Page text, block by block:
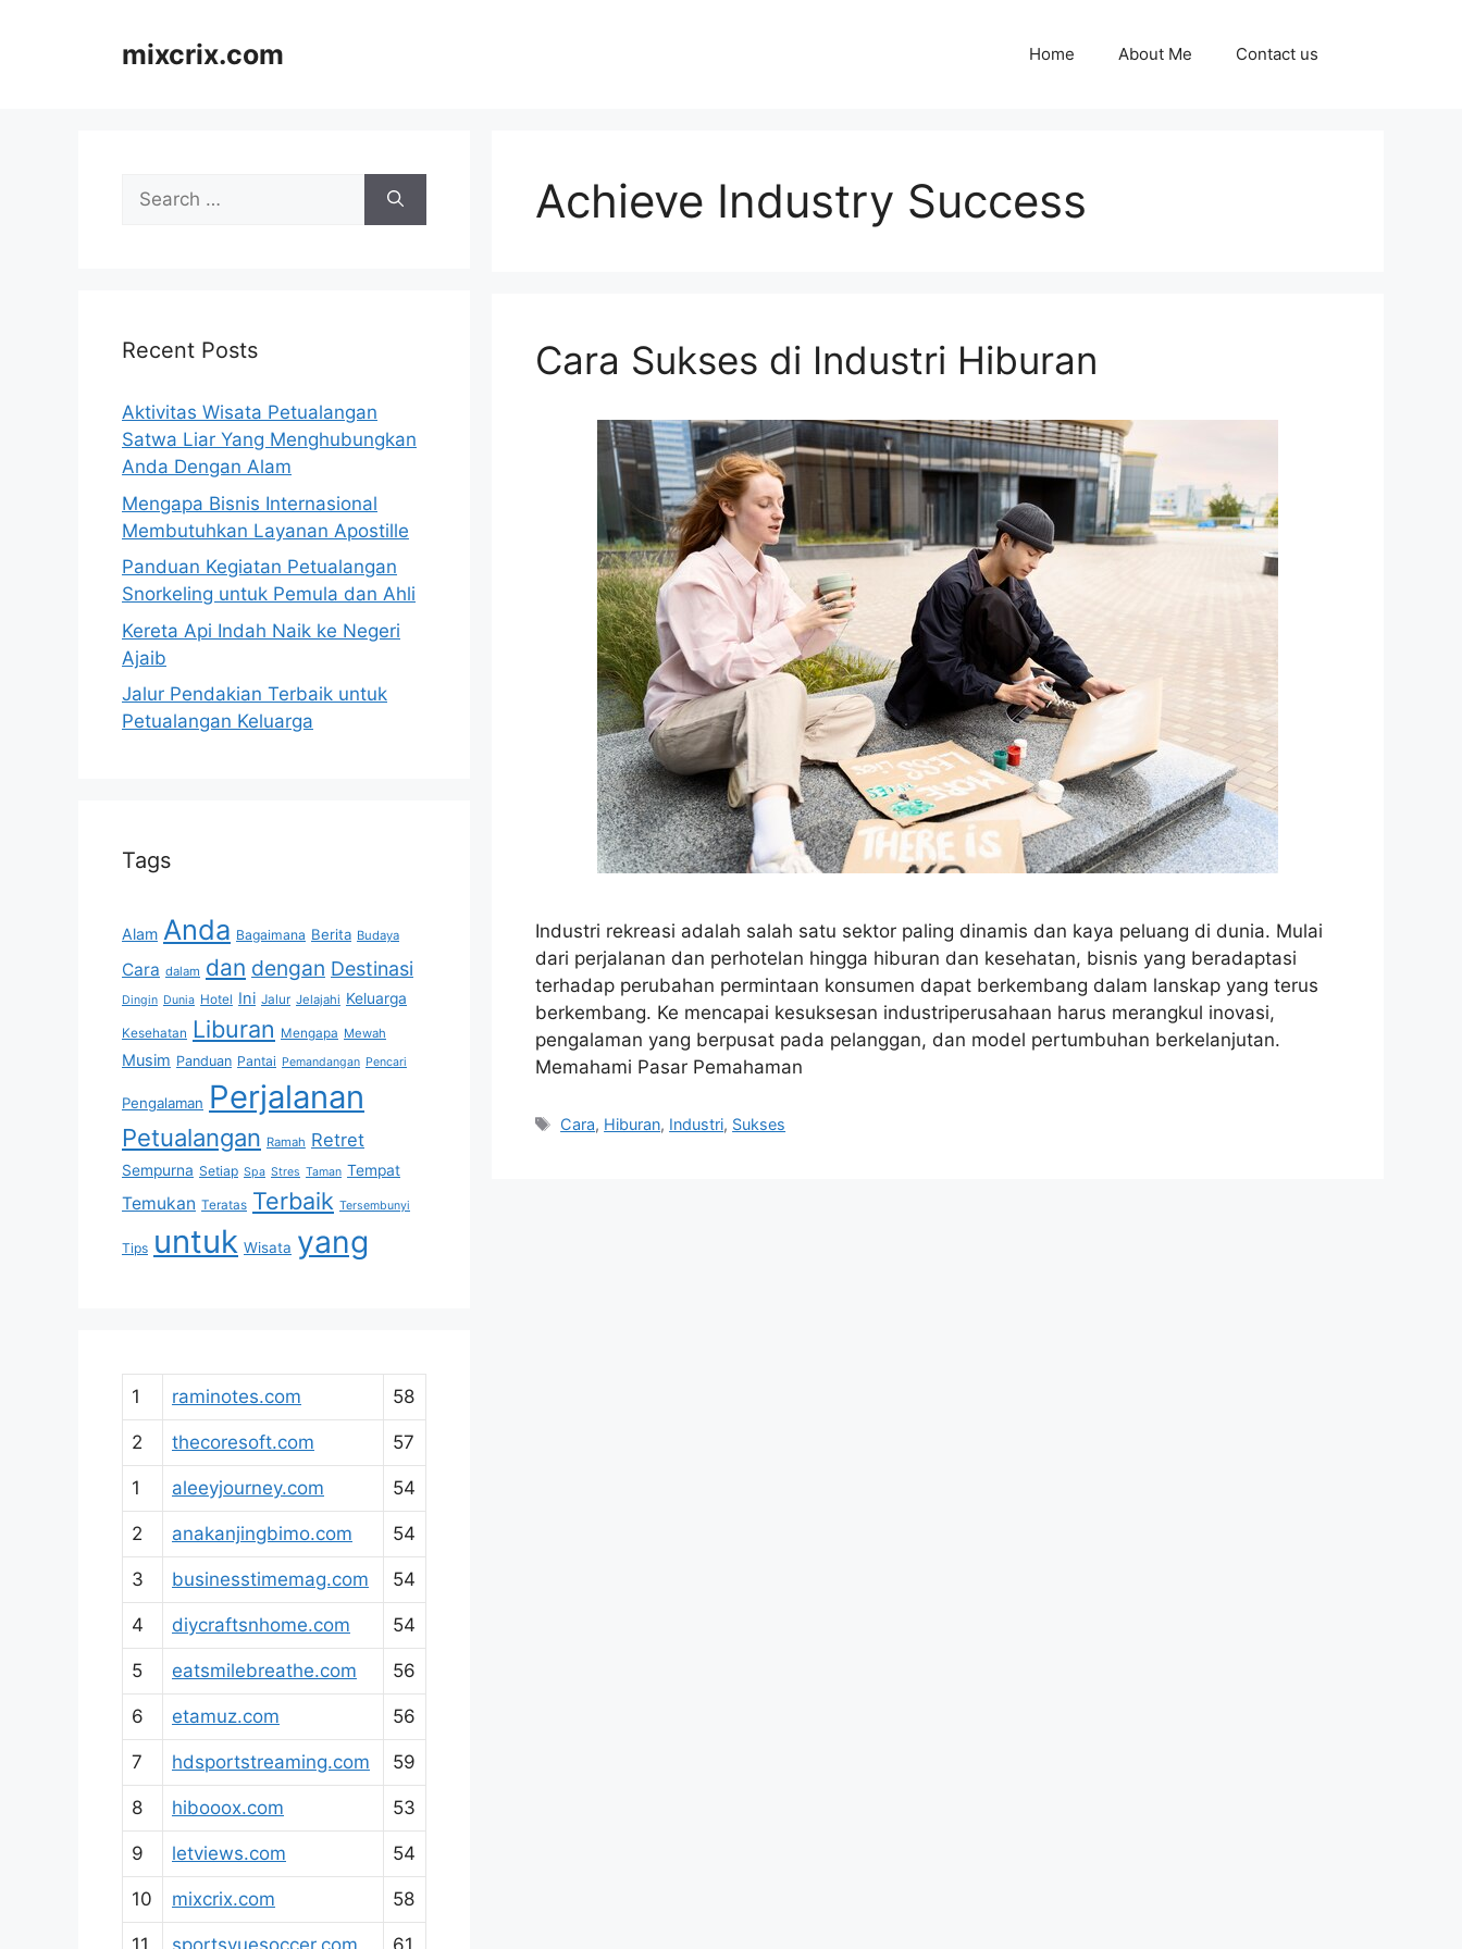
mixcrix.com Home About Me Contact us
Achieve Industry Success
Cara Sukses di Industri Hiburan
Industri rekreasi adalah salah satu sektor paling dinamis dan kaya peluang di dunia. Mulai
dari perjalanan dan perhotelan hingga hiburan dan kesehatan, bisnis yang beradaptasi
terhadap perubahan permintaan konsumen dapat berkembang dalam lanskap yang terus
berkembang. Ke mencapai kesuksesan industriperusahaan harus merangkul inovasi,
pengalaman yang berpusat pada pelanggan, dan model pertumbuhan berkelanjutan.
Memahami Pasar Pemahaman
Tags
Cara, Hiburan, Industri, Sukses
Search
for:
Recent Posts
Aktivitas Wisata Petualangan
Satwa Liar Yang Menghubungkan
Anda Dengan Alam
Mengapa Bisnis Internasional
Membutuhkan Layanan Apostille
Panduan Kegiatan Petualangan
Snorkeling untuk Pemula dan Ahli
Kereta Api Indah Naik ke Negeri
Ajaib
Jalur Pendakian Terbaik untuk
Petualangan Keluarga
Tags
Alam Anda Bagaimana Berita Budaya
Cara dalam dan dengan Destinasi
Dingin Dunia Hotel Ini Jalur Jelajahi Keluarga
Kesehatan Liburan Mengapa Mewah
Musim Panduan Pantai Pemandangan Pencari
Pengalaman Perjalanan
Petualangan Ramah Retret
Sempurna Setiap Spa Stres Taman Tempat
Temukan Teratas Terbaik Tersembunyi
Tips untuk Wisata yang
1 raminotes.com 58
2 thecoresoft.com 57
1 aleeyjourney.com 54
2 anakanjingbimo.com 54
3 businesstimemag.com 54
4 diycraftsnhome.com 54
5 eatsmilebreathe.com 56
6 etamuz.com 56
7 hdsportstreaming.com 59
8 hibooox.com 53
9 letviews.com 54
10 mixcrix.com 58
11 sportsvuesoccer.com 61